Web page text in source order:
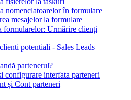
nomenclatoarelor în formulare
mesajelor la formulare
formularelor: Urmărire clienți
potentiali - Sales Leads
partenerul?
configurare interfata parteneri
și Cont parteneri